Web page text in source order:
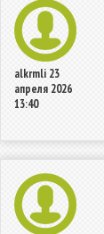
alkrmli 23
апреля 2026
13:40